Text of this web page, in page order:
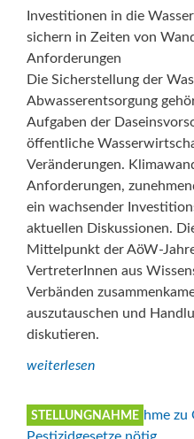
Investitionen in die
sichern in Zeiten von
Anforderungen
Die Sicherstellung der
Abwasserentsorgung
Aufgaben der
öffentliche
Veränderungen.
Anforderungen,
ein wachsender
aktuellen Diskussionen.
Mittelpunkt der AöW-
VertreterInnen aus
Verbänden
auszutauschen und
diskutieren.
weiterlesen
STELLUNGNAHME